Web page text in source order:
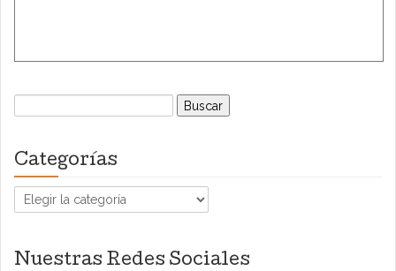
Buscar:
Categorías
Categorías
Nuestras Redes Sociales